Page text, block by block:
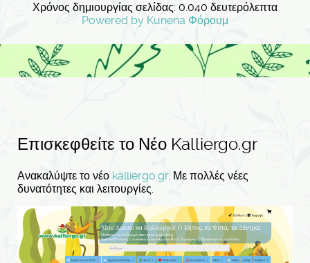
Χρόνος δημιουργίας σελίδας: 0.040 δευτερόλεπτα
Powered by Kunena Φόρουμ
Επισκεφθείτε το Νέο Kalliergo.gr
Ανακαλύψτε το νέο kalliergo.gr. Με πολλές νέες
δυνατότητες και λειτουργίες.